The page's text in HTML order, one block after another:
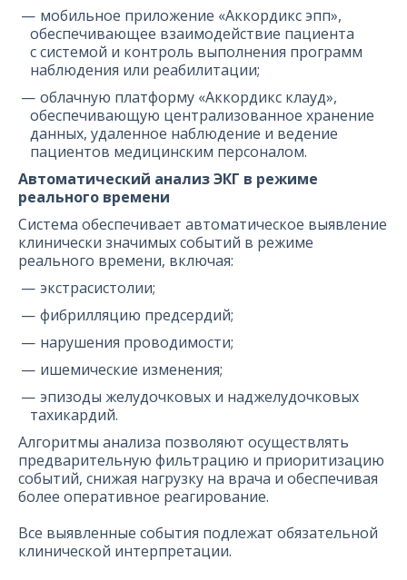
мобильное приложение «Аккордикс эпп»,
обеспечивающее взаимодействие пациента
с системой и контроль выполнения программ
наблюдения или реабилитации;
облачную платформу «Аккордикс клауд»,
обеспечивающую централизованное хранение
данных, удаленное наблюдение и ведение
пациентов медицинским персоналом.
Автоматический анализ ЭКГ в режиме
реального времени
Система обеспечивает автоматическое выявление
клинически значимых событий в режиме
реального времени, включая:
экстрасистолии;
фибрилляцию предсердий;
нарушения проводимости;
ишемические изменения;
эпизоды желудочковых и наджелудочковых
тахикардий.
Алгоритмы анализа позволяют осуществлять
предварительную фильтрацию и приоритизацию
событий, снижая нагрузку на врача и обеспечивая
более оперативное реагирование.
Все выявленные события подлежат обязательной
клинической интерпретации.